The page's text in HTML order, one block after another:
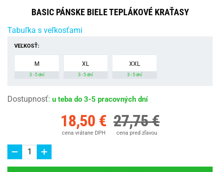
BASIC PÁNSKE BIELE TEPLÁKOVÉ KRAŤASY
Tabuľka s veľkosťami
VEĽKOSŤ:
M
3 - 5 dní
XL
3 - 5 dní
XXL
3 - 5 dní
Dostupnosť: u teba do 3-5 pracovných dní
18,50 €
cena vrátane DPH
27,75 €
cena pred zľavou